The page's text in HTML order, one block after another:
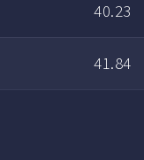
40.23
41.84